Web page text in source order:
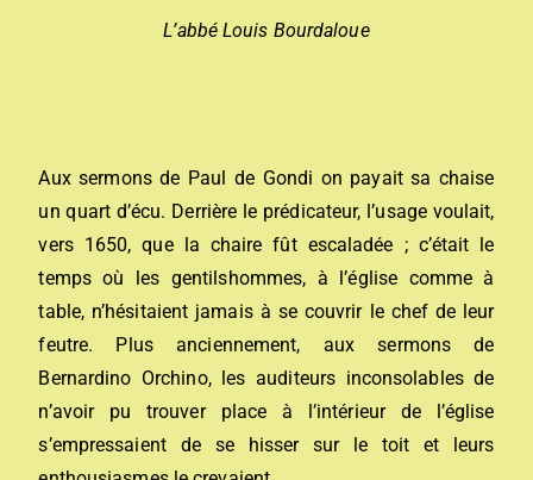
L’abbé Louis Bourdaloue
Aux sermons de Paul de Gondi on payait sa chaise
un quart d’écu. Derrière le prédicateur, l’usage voulait,
vers 1650, que la chaire fût escaladée ; c’était le
temps où les gentilshommes, à l’église comme à
table, n’hésitaient jamais à se couvrir le chef de leur
feutre. Plus anciennement, aux sermons de
Bernardino Orchino, les auditeurs inconsolables de
n’avoir pu trouver place à l’intérieur de l’église
s’empressaient de se hisser sur le toit et leurs